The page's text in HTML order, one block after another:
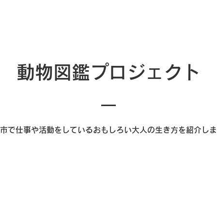
​動物図鑑プロジェクト
で仕事や活動をしているおもしろい大人の生き方を紹介し